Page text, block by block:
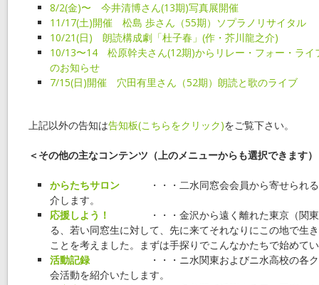
8/2(金)〜 今井清博さん(13期)写真展開催
11/17(土)開催 松島 歩さん（55期）ソプラノリサイタル
10/21(日) 朗読構成劇「杜子春」(作・芥川龍之介)
10/13〜14 松原幹夫さん(12期)からリレー・フォー・ライ
のお知らせ
7/15(日)開催 穴田有里さん（52期）朗読と歌のライブ
上記以外の告知は告知板(こちらをクリック)をご覧下さい。
＜その他の主なコンテンツ（上のメニューからも選択できます
からたちサロン
・・・二水同窓会会員から寄せられ
介します。
応援しよう！
・・・金沢から遠く離れた東京（関
る、若い同窓生に対して、先に来てそれなりにこの地で生
ことを考えました。まずは手探りでこんなかたちで始めて
活動記録
・・・ニ水関東およびニ水高校の各
会活動を紹介いたします。